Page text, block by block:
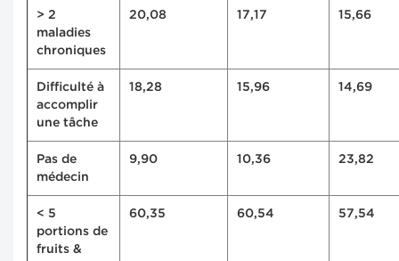
> 2
maladies
chroniques
20,08 17,17 15,66
Difficulté à
accomplir
une tâche
18,28 15,96 14,69
Pas de
médecin
9,90 10,36 23,82
< 5
portions de
fruits &
60,35 60,54 57,54